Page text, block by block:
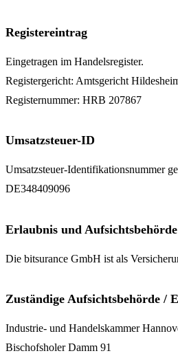
Registereintrag
Eingetragen im Handelsregister.
Registergericht: Amtsgericht
Registernummer: HRB 207867
Umsatzsteuer-ID
Umsatzsteuer-Identifikationsnummer
DE348409096
Erlaubnis und Aufsichtsbehörde
Die bitsurance GmbH ist als
Zuständige Aufsichtsbehörde /
Industrie- und Handelskammer
Bischofsholer Damm 91